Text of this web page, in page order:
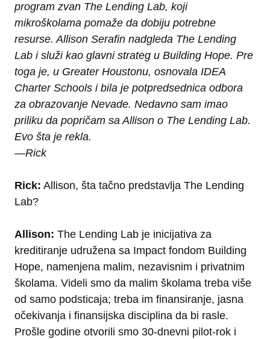
program zvan The Lending Lab, koji
mikroškolama pomaže da dobiju potrebne
resurse. Allison Serafin nadgleda The Lending
Lab i služi kao glavni strateg u Building Hope. Pre
toga je, u Greater Houstonu, osnovala IDEA
Charter Schools i bila je potpredsednica odbora
za obrazovanje Nevade. Nedavno sam imao
priliku da popričam sa Allison o The Lending Lab.
Evo šta je rekla.
—Rick
Rick: Allison, šta tačno predstavlja The Lending
Lab?
Allison: The Lending Lab je inicijativa za
kreditiranje udružena sa Impact fondom Building
Hope, namenjena malim, nezavisnim i privatnim
školama. Videli smo da malim školama treba više
od samo podsticaja; treba im finansiranje, jasna
očekivanja i finansijska disciplina da bi rasle.
Prošle godine otvorili smo 30-dnevni pilot-rok i